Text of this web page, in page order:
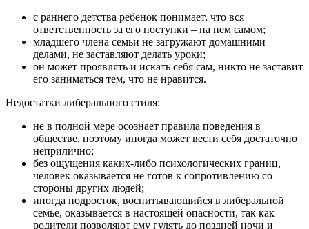
с раннего детства ребенок понимает, что вся
ответственность за его поступки – на нем самом;
младшего члена семьи не загружают домашними
делами, не заставляют делать уроки;
он может проявлять и искать себя сам, никто не заставит
его заниматься тем, что не нравится.
Недостатки либерального стиля:
не в полной мере осознает правила поведения в
обществе, поэтому иногда может вести себя достаточно
неприлично;
без ощущения каких-либо психологических границ,
человек оказывается не готов к сопротивлению со
стороны других людей;
иногда подросток, воспитывающийся в либеральной
семье, оказывается в настоящей опасности, так как
родители позволяют ему гулять до поздней ночи и